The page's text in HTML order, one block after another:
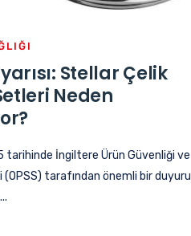
Stellar Çelik
Neden
tarihinde İngiltere Ürün Güvenliği ve
(OPSS) tarafından önemli bir duyuru